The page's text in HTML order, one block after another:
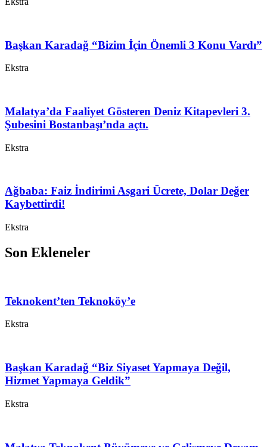
Başkan Karadağ “Bizim İçin Önemli 3 Konu Vardı”
Ekstra
Malatya’da Faaliyet Gösteren Deniz Kitapevleri 3.
Şubesini Bostanbaşı’nda açtı.
Ekstra
Ağbaba: Faiz İndirimi Asgari Ücrete, Dolar Değer
Kaybettirdi!
Ekstra
Son Ekleneler
Teknokent’ten Teknoköy’e
Ekstra
Başkan Karadağ “Biz Siyaset Yapmaya Değil,
Hizmet Yapmaya Geldik”
Ekstra